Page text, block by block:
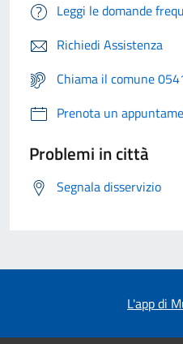
Leggi le domande
Richiedi Assistenza
Chiama il comune
Prenota un
Problemi in città
Segnala disservizio
L'app di